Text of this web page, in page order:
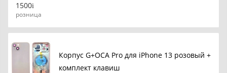
1500
розница
Корпус G+OCA Pro для iPhone 13 розовый +
комплект клавиш